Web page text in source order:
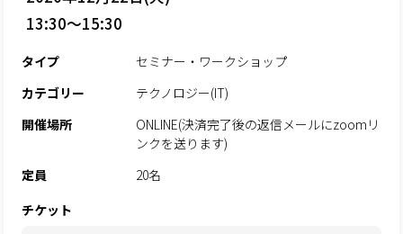
13:30～15:30
タイプ
セミナー・ワークショップ
カテゴリー
テクノロジー(IT)
開催場所
ONLINE(決済完了後の返信メールにzoomリ
ンクを送ります)
定員
20名
チケット